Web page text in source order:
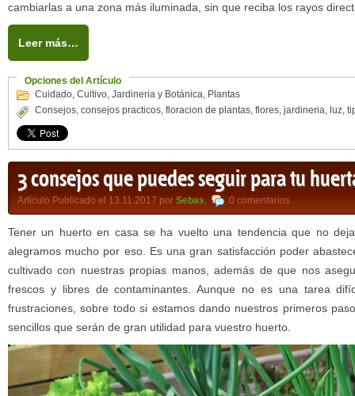
cambiarlas a una zona más iluminada, sin que reciba los rayos
Leer más…
Opciones del Artículo
Cuidado, Cultivo, Jardineria y Botánica, Plantas
Consejos, consejos practicos, floracion de plantas, flores, jardineria, luz,
3 consejos que puedes seguir para tu
Artículo Publicado el 13.11.2017 por Sebas, 0 comentarios
Tener un huerto en casa se ha vuelto una tendencia que no
alegramos mucho por eso. Es una gran satisfacción poder
cultivado con nuestras propias manos, además de que nos
frescos y libres de contaminantes. Aunque no es una tarea
frustraciones, sobre todo si estamos dando nuestros primeros
sencillos que serán de gran utilidad para vuestro huerto.